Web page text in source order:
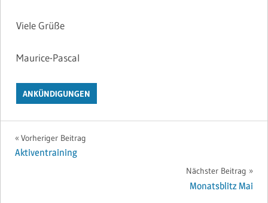
Viele Grüße
Maurice-Pascal
ANKÜNDIGUNGEN
Beitragsnavigation
Vorheriger Beitrag
Aktiventraining
Nächster Beitrag
Monatsblitz Mai